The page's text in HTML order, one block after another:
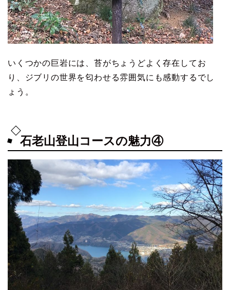
いくつかの巨岩には、苔がちょうどよく存在してお
り、ジブリの世界を匂わせる雰囲気にも感動するでし
ょう。
石老山登山コースの魅力④